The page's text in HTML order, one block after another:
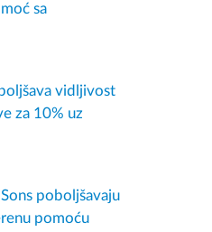
sa
vidljivost
za 10% uz
poboljšavaju
pomoću